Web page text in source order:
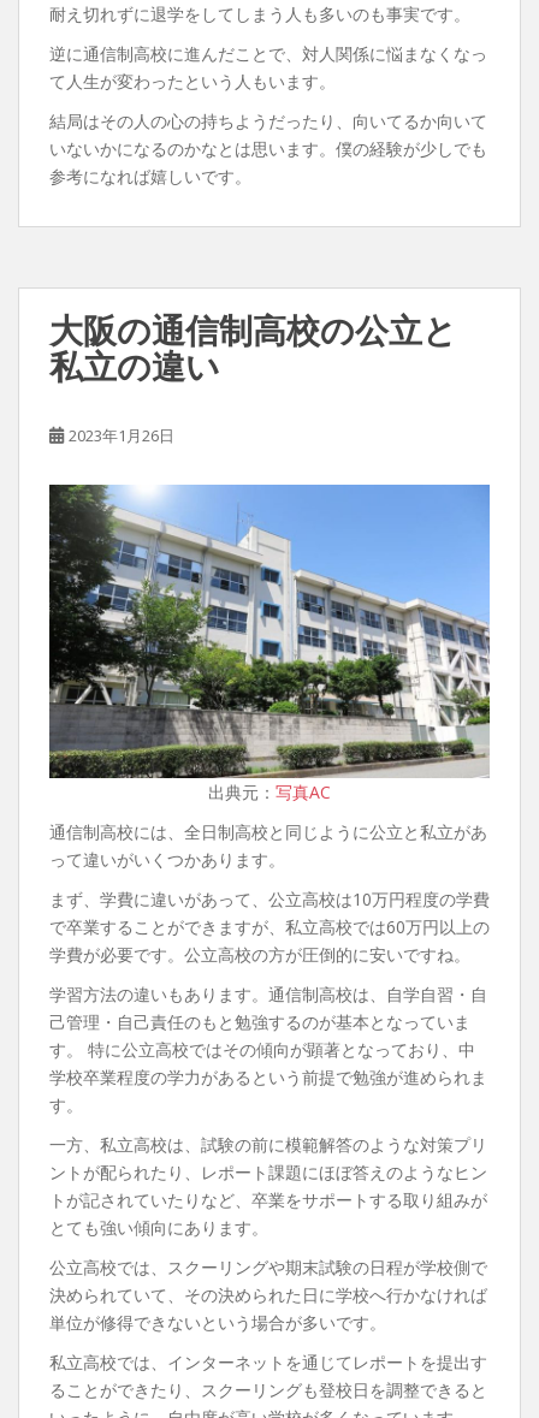
耐え切れずに退学をしてしまう人も多いのも事実です。
逆に通信制高校に進んだことで、対人関係に悩まなくなっ
て人生が変わったという人もいます。
結局はその人の心の持ちようだったり、向いてるか向いて
いないかになるのかなとは思います。僕の経験が少しでも
参考になれば嬉しいです。
大阪の通信制高校の公立と
私立の違い
2023年1月26日
出典元： 写真AC
通信制高校には、全日制高校と同じように公立と私立があ
って違いがいくつかあります。
まず、学費に違いがあって、公立高校は10万円程度の学費
で卒業することができますが、私立高校では60万円以上の
学費が必要です。公立高校の方が圧倒的に安いですね。
学習方法の違いもあります。通信制高校は、自学自習・自
己管理・自己責任のもと勉強するのが基本となっていま
す。 特に公立高校ではその傾向が顕著となっており、中
学校卒業程度の学力があるという前提で勉強が進められま
す。
一方、私立高校は、試験の前に模範解答のような対策プリ
ントが配られたり、レポート課題にほぼ答えのようなヒン
トが記されていたりなど、卒業をサポートする取り組みが
とても強い傾向にあります。
公立高校では、スクーリングや期末試験の日程が学校側で
決められていて、その決められた日に学校へ行かなければ
単位が修得できないという場合が多いです。
私立高校では、インターネットを通じてレポートを提出す
ることができたり、スクーリングも登校日を調整できると